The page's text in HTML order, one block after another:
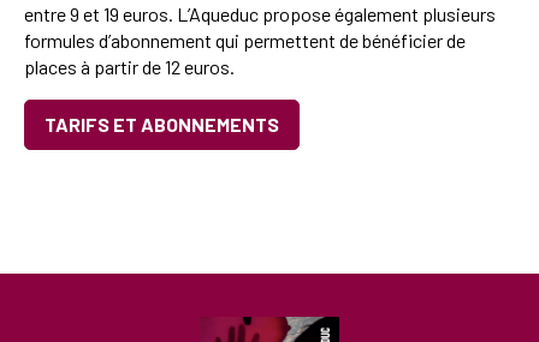
entre 9 et 19 euros. L’Aqueduc propose également plusieurs
formules d’abonnement qui permettent de bénéficier de
places à partir de 12 euros.
TARIFS ET ABONNEMENTS